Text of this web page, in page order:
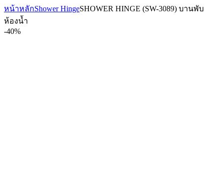
หน้าหลักShower HingeSHOWER HINGE (SW-3089) บานพับ
ห้องน้ำ
-40%